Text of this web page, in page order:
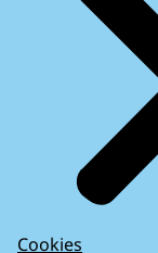
Cookies